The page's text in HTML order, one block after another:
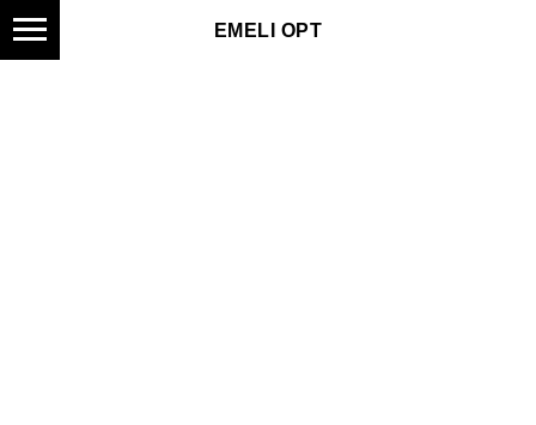
EMELI OPT